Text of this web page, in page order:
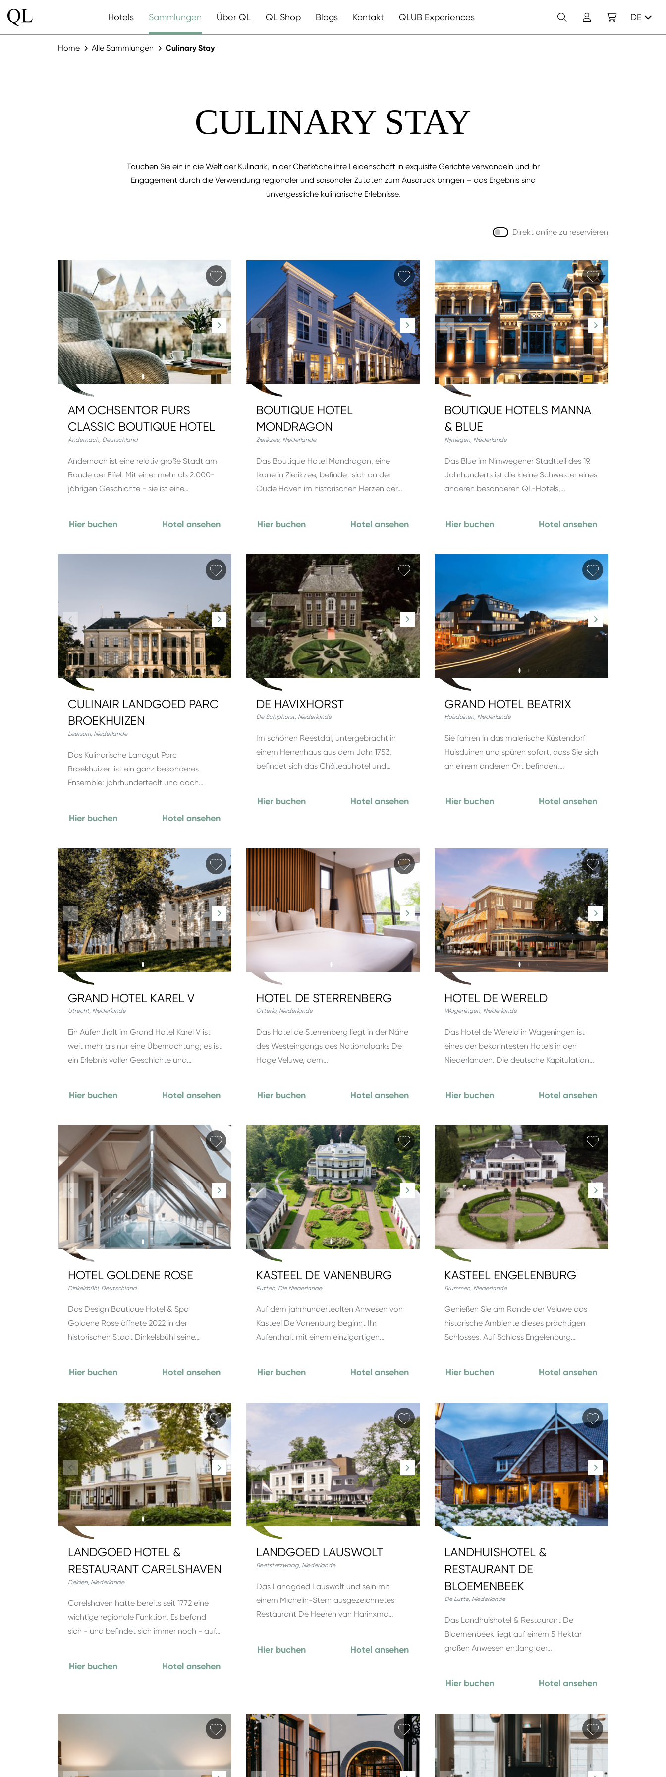
Hotels Sammlungen Über QL QL Shop Blogs Kontakt QLUB Experiences DE
Home Alle Sammlungen Culinary Stay
CULINARY STAY
Tauchen Sie ein in die Welt der Kulinarik, in der Chefköche ihre Leidenschaft in exquisite Gerichte verwandeln und ihr
Engagement durch die Verwendung regionaler und saisonaler Zutaten zum Ausdruck bringen – das Ergebnis sind
unvergessliche kulinarische Erlebnisse.
Direkt online zu reservieren
Favorit hinzufügen
AM OCHSENTOR PURS
CLASSIC BOUTIQUE HOTEL
Andernach, Deutschland
Andernach ist eine relativ große Stadt am
Rande der Eifel. Mit einer mehr als 2.000-
jährigen Geschichte - sie ist eine…
Hier buchen Hotel ansehen
Favorit hinzufügen
BOUTIQUE HOTEL
MONDRAGON
Zierikzee, Niederlande
Das Boutique Hotel Mondragon, eine
Ikone in Zierikzee, befindet sich an der
Oude Haven im historischen Herzen der…
Hier buchen Hotel ansehen
Favorit
BOUTIQUE HOTELS MANNA
& BLUE
Nijmegen, Niederlande
Das Blue im Nimwegener Stadtteil des 19.
Jahrhunderts ist die kleine Schwester eines
anderen besonderen QL-Hotels,…
Hier buchen Hotel ansehen
Favorit hinzufügen
CULINAIR LANDGOED PARC
BROEKHUIZEN
Leersum, Niederlande
Das Kulinarische Landgut Parc
Broekhuizen ist ein ganz besonderes
Ensemble: jahrhundertealt und doch…
Hier buchen Hotel ansehen
Favorit hinzufügen
DE HAVIXHORST
De Schiphorst, Niederlande
Im schönen Reestdal, untergebracht in
einem Herrenhaus aus dem Jahr 1753,
befindet sich das Châteauhotel und…
Hier buchen Hotel ansehen
Favorit
GRAND HOTEL BEATRIX
Huisduinen, Niederlande
Sie fahren in das malerische Küstendorf
Huisduinen und spüren sofort, dass Sie sich
an einem anderen Ort befinden.…
Hier buchen Hotel ansehen
Favorit hinzufügen
GRAND HOTEL KAREL V
Utrecht, Niederlande
Ein Aufenthalt im Grand Hotel Karel V ist
weit mehr als nur eine Übernachtung; es ist
ein Erlebnis voller Geschichte und…
Hier buchen Hotel ansehen
Favorit hinzufügen
HOTEL DE STERRENBERG
Otterlo, Niederlande
Das Hotel de Sterrenberg liegt in der Nähe
des Westeingangs des Nationalparks De
Hoge Veluwe, dem…
Hier buchen Hotel ansehen
Favorit
HOTEL DE WERELD
Wageningen, Niederlande
Das Hotel de Wereld in Wageningen ist
eines der bekanntesten Hotels in den
Niederlanden. Die deutsche Kapitulation…
Hier buchen Hotel ansehen
Favorit hinzufügen
HOTEL GOLDENE ROSE
Dinkelsbühl, Deutschland
Das Design Boutique Hotel & Spa
Goldene Rose öffnete 2022 in der
historischen Stadt Dinkelsbühl seine…
Hier buchen Hotel ansehen
Favorit hinzufügen
KASTEEL DE VANENBURG
Putten, Die Niederlande
Auf dem jahrhundertealten Anwesen von
Kasteel De Vanenburg beginnt Ihr
Aufenthalt mit einem einzigartigen…
Hier buchen Hotel ansehen
Favorit
KASTEEL ENGELENBURG
Brummen, Niederlande
Genießen Sie am Rande der Veluwe das
historische Ambiente dieses prächtigen
Schlosses. Auf Schloss Engelenburg…
Hier buchen Hotel ansehen
Favorit hinzufügen
LANDGOED HOTEL &
RESTAURANT CARELSHAVEN
Delden, Niederlande
Carelshaven hatte bereits seit 1772 eine
wichtige regionale Funktion. Es befand
sich - und befindet sich immer noch - auf…
Hier buchen Hotel ansehen
Favorit hinzufügen
LANDGOED LAUSWOLT
Beetsterzwaag, Niederlande
Das Landgoed Lauswolt und sein mit
einem Michelin-Stern ausgezeichnetes
Restaurant De Heeren van Harinxma…
Hier buchen Hotel ansehen
Favorit
LANDHUISHOTEL &
RESTAURANT DE
BLOEMENBEEK
De Lutte, Niederlande
Das Landhuishotel & Restaurant De
Bloemenbeek liegt auf einem 5 Hektar
großen Anwesen entlang der…
Hier buchen Hotel ansehen
Favorit hinzufügen Favorit hinzufügen Favorit